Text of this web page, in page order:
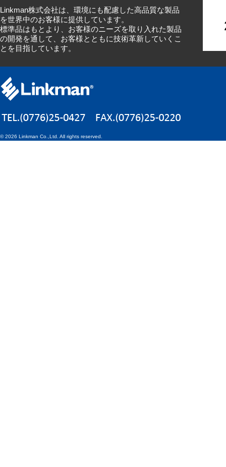
Linkman株式会社は、環境にも配慮した高品質な製品
を世界中のお客様に提供しています。
標準品はもとより、お客様のニーズを取り入れた製品
の開発を通して、お客様とともに技術革新していくこ
とを目指しています。
©2026 Linkman Co.,Ltd. All rights reserved.